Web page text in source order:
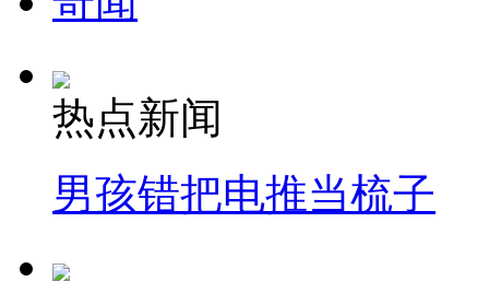
热点新闻
男孩错把电推当梳子